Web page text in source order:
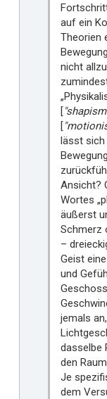
auf ein
Theorien
nicht
[
[
lässt sich
Ansicht?
Wortes
äußerst
Schmerz
–
Geist
und
jemals
dasselbe
den
Je
dem